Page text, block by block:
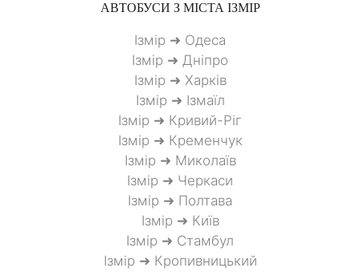
АВТОБУСИ З МІСТА ІЗМІР
Ізмір ➜ Одеса
Ізмір ➜ Дніпро
Ізмір ➜ Харків
Ізмір ➜ Ізмаїл
Ізмір ➜ Кривий-Ріг
Ізмір ➜ Кременчук
Ізмір ➜ Миколаїв
Ізмір ➜ Черкаси
Ізмір ➜ Полтава
Ізмір ➜ Київ
Ізмір ➜ Стамбул
Ізмір ➜ Кропивницький